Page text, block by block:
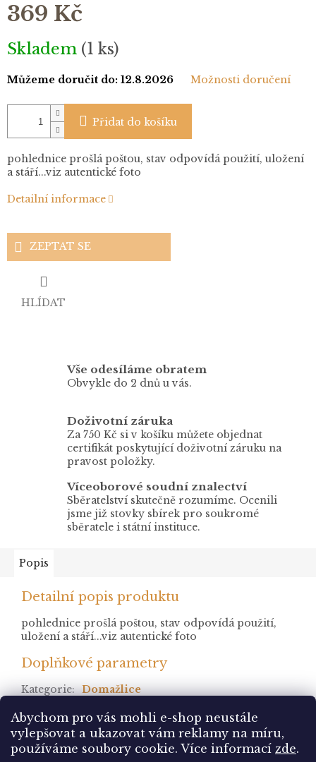
Abychom pro vás mohli e-shop neustále
vylepšovat a ukazovat vám reklamy na míru,
používáme soubory cookie. Více informací zde.
369 Kč
Měrná
cena:
Skladem (1 ks)
Můžeme doručit do: 12.8.2026 Možnosti doručení
Přidat do košíku
pohlednice prošlá poštou, stav odpovídá použití, uložení
a stáří...viz autentické foto
Detailní informace
ZEPTAT SE
HLÍDAT
Vše odesíláme obratem
Obvykle do 2 dnů u vás.
Doživotní záruka
Za 750 Kč si v košíku můžete objednat
certifikát poskytující doživotní záruku na
pravost položky.
Víceoborové soudní znalectví
Sběratelství skutečně rozumíme. Ocenili
jsme již stovky sbírek pro soukromé
sběratele i státní instituce.
Popis
Detailní popis produktu
pohlednice prošlá poštou, stav odpovídá použití,
uložení a stáří...viz autentické foto
Doplňkové parametry
Kategorie: Domažlice